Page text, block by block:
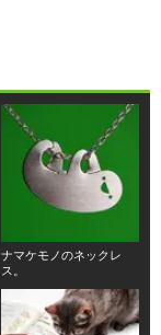
ナマケモノのネックレ
ス。